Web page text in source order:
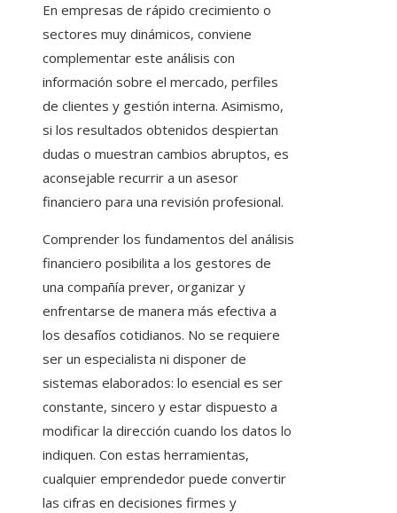
En empresas de rápido crecimiento o
sectores muy dinámicos, conviene
complementar este análisis con
información sobre el mercado, perfiles
de clientes y gestión interna. Asimismo,
si los resultados obtenidos despiertan
dudas o muestran cambios abruptos, es
aconsejable recurrir a un asesor
financiero para una revisión profesional.
Comprender los fundamentos del análisis
financiero posibilita a los gestores de
una compañía prever, organizar y
enfrentarse de manera más efectiva a
los desafíos cotidianos. No se requiere
ser un especialista ni disponer de
sistemas elaborados: lo esencial es ser
constante, sincero y estar dispuesto a
modificar la dirección cuando los datos lo
indiquen. Con estas herramientas,
cualquier emprendedor puede convertir
las cifras en decisiones firmes y